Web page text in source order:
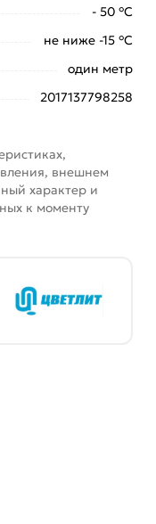
Возврат- 50 °С
не ниже -15 °С
один метр
2017137798258
внешнем
характер и
к моменту